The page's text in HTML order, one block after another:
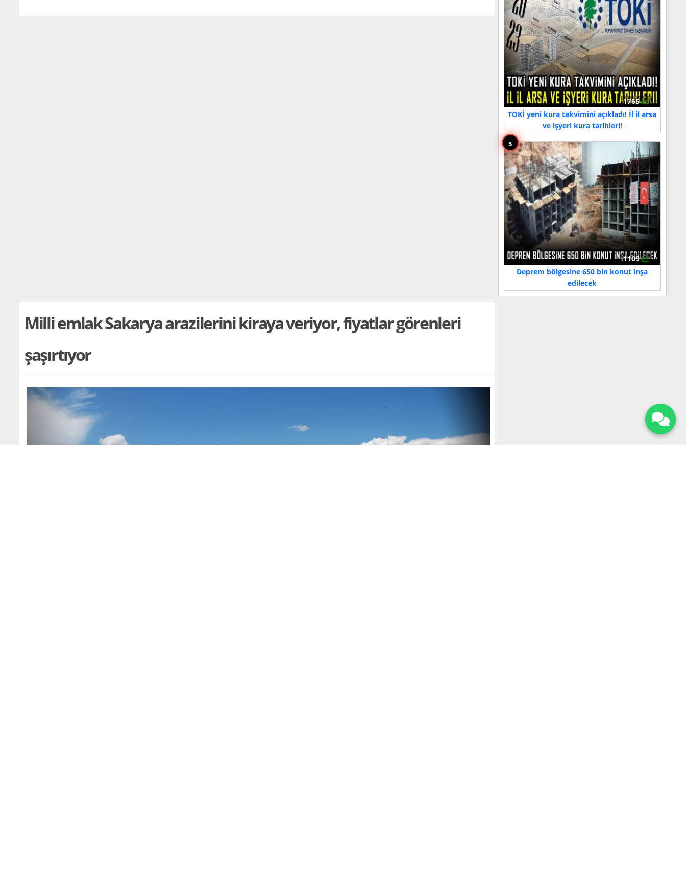
1765
TOKİ yeni kura takvimini açıkladı! İl il arsa
ve işyeri kura tarihleri!
5
1109
Deprem bölgesine 650 bin konut inşa
edilecek
Milli emlak Sakarya arazilerini kiraya veriyor, fiyatlar görenleri
şaşırtıyor